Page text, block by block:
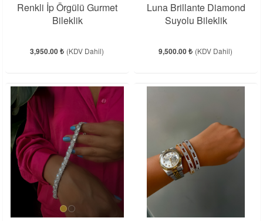
Renkli İp Örgülü Gurmet
Bileklik
3,950.00 ₺ (KDV Dahil)
Luna Brillante Diamond
Suyolu Bileklik
9,500.00 ₺ (KDV Dahil)